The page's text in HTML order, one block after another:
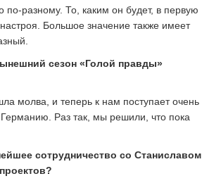
разному. То, каким он будет, в первую
Большое значение также имеет
сезон «Голой правды»
молва, и теперь к нам поступает очень
Раз так, мы решили, что пока
сотрудничество со Станиславом